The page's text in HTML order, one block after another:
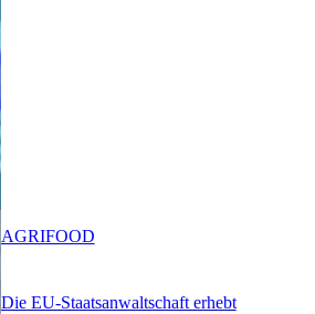
Die EU-Staatsanwaltschaft erhebt
AGRIFOOD